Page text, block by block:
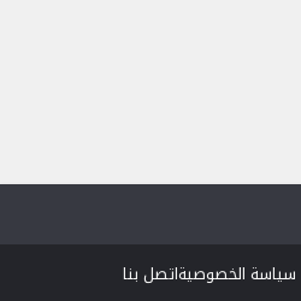
سياسة الخصوصيةاتصل بنا